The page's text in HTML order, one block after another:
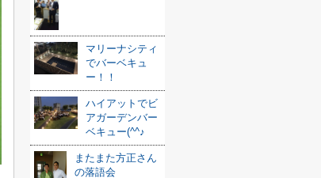
マリーナシティ
でバーベキュ
ー！！
ハイアットでビ
アガーデンバー
ベキュー(^^♪
またまた方正さん
の落語会